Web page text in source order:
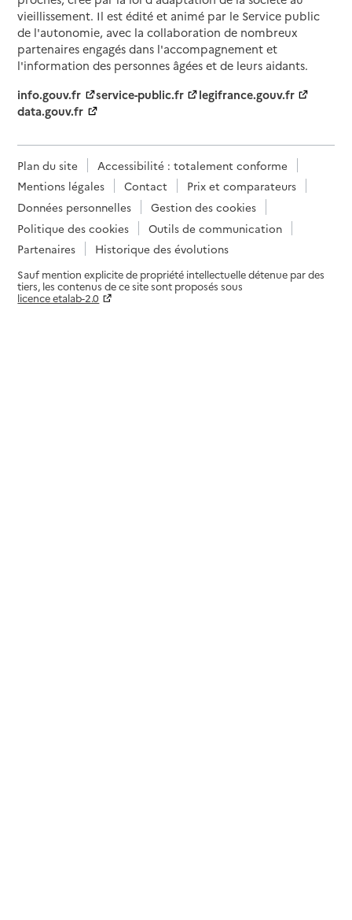
vieillissement. Il est édité et animé par le Service public
de l'autonomie, avec la collaboration de nombreux
partenaires engagés dans l'accompagnement et
l'information des personnes âgées et de leurs aidants.
info.gouv.fr
service-public.fr
legifrance.gouv.fr
data.gouv.fr
Plan du site
Accessibilité : totalement conforme
Mentions légales
Contact
Prix et comparateurs
Données personnelles
Gestion des cookies
Politique des cookies
Outils de communication
Partenaires
Historique des évolutions
Sauf mention explicite de propriété intellectuelle détenue par des
tiers, les contenus de ce site sont proposés sous
licence etalab-2.0